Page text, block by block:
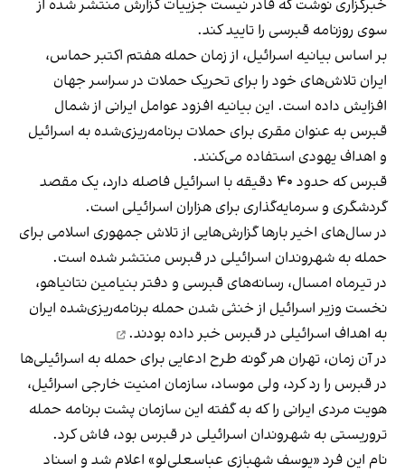
خبرگزاری نوشت که قادر نیست جزییات گزارش منتشر شده از
سوی روزنامه قبرسی را تایید کند.
بر اساس بیانیه اسرائیل، از زمان حمله هفتم اکتبر حماس،
ایران تلاش‌های خود را برای تحریک حملات در سراسر جهان
افزایش داده است. این بیانیه افزود عوامل ایرانی از شمال
قبرس به عنوان مقری برای حملات برنامه‌ریزی‌شده به اسرائیل
و اهداف یهودی استفاده می‌کنند.
قبرس که حدود ۴۰ دقیقه با اسرائیل فاصله دارد، یک مقصد
گردشگری و سرمایه‌گذاری برای هزاران اسرائیلی است.
در سال‌های اخیر بارها گزارش‌هایی از تلاش جمهوری اسلامی برای
حمله به شهروندان اسرائیلی در قبرس منتشر شده است.
در تیرماه امسال، رسانه‌های قبرسی و دفتر بنیامین نتانیاهو،
نخست وزیر اسرائیل از خنثی شدن حمله برنامه‌ریزی‌شده ایران
به اهداف اسرائیلی در قبرس خبر داده بودند.
در آن زمان، تهران هر گونه طرح ادعایی برای حمله به اسرائیلی‌ها
در قبرس را رد کرد، ولی موساد، سازمان امنیت خارجی اسرائیل،
هویت مردی ایرانی را که به گفته این سازمان پشت برنامه حمله
تروریستی به شهروندان اسرائیلی در قبرس بود، فاش کرد.
نام این فرد «یوسف شهبازی عباسعلی‌لو» اعلام شد و اسناد